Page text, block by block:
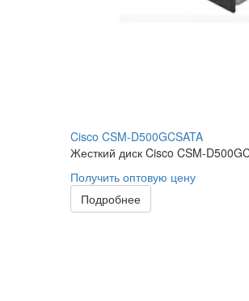
Cisco CSM-D500GCSATA
Жесткий диск Cisco CSM-
Получить оптовую цену
Подробнее